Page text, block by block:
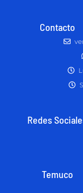
Contacto
Redes
Temuco